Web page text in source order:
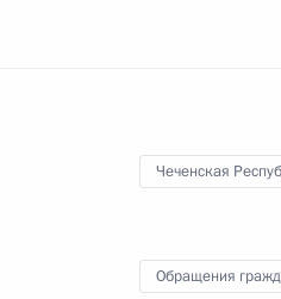
работы мобильной
Чеченская
Обращения